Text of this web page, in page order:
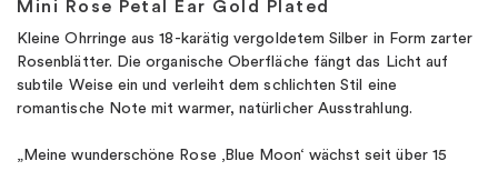
Mini Rose Petal Ear Gold Plated
Kleine Ohrringe aus 18-karätig vergoldetem Silber in Form zarter
Rosenblätter. Die organische Oberfläche fängt das Licht auf
subtile Weise ein und verleiht dem schlichten Stil eine
romantische Note mit warmer, natürlicher Ausstrahlung.
„Meine wunderschöne Rose ‚Blue Moon‘ wächst seit über 15